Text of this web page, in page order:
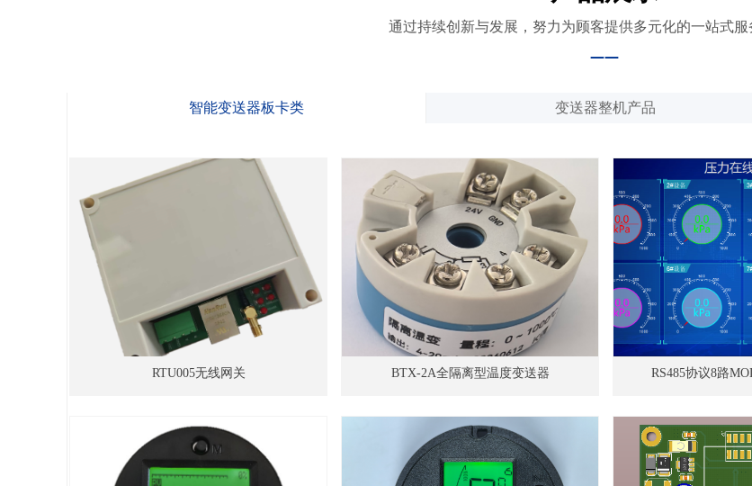
通过持续创新与发展，努力为顾客提供多元化的一站式
——
智能变送器板卡类 变送器整机产品
RTU005无线网关 BTX-2A全隔离型温度变送器 RS485协议8路